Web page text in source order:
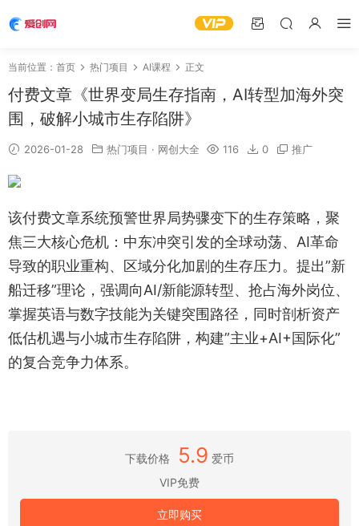
当前位置： 首页 热门项目 AI课程 正文
付费文章《世界变局生存指南，AI转型加海外突
围，破解小城市生存陷阱》
2026-01-28 热门项目 · 网创大全 116 0 推广
该付费文章系统预警世界局势骤变下的生存策略，聚
焦三大核心危机：中东冲突引发的全球动荡、AI革命
导致的职业重构、区域分化加剧的生存压力。提出”新
船迁移”理论，强调向AI/新能源转型、抢占海外岗位、
掌握英语与数字技能为关键突围路径，同时剖析资产
低估机遇与小城市生存陷阱，构建”主业+AI+国际化”
的复合竞争力体系。
下载价格 5.9 爱币
VIP免费
立即购买